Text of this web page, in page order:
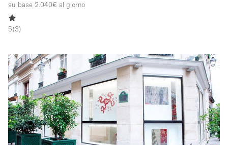
su base 2.040€ al giorno
5(3)